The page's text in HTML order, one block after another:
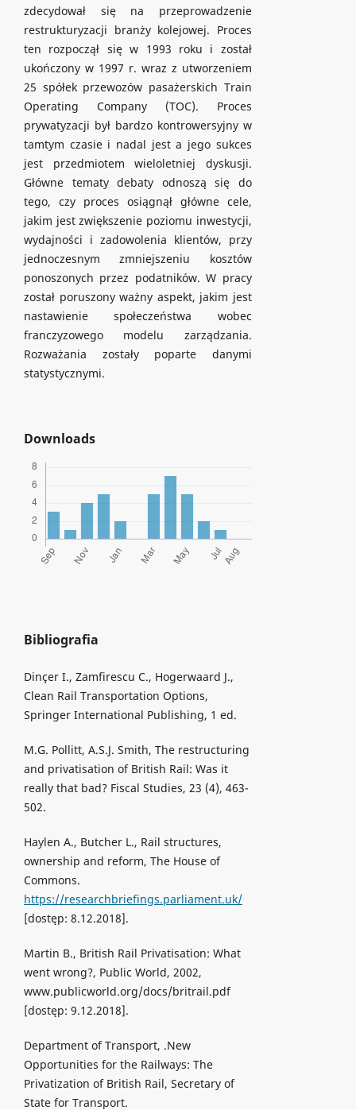
zdecydował się na przeprowadzenie
restrukturyzacji branży kolejowej. Proces
ten rozpoczął się w 1993 roku i został
ukończony w 1997 r. wraz z utworzeniem
25 spółek przewozów pasażerskich Train
Operating Company (TOC). Proces
prywatyzacji był bardzo kontrowersyjny w
tamtym czasie i nadal jest a jego sukces
jest przedmiotem wieloletniej dyskusji.
Główne tematy debaty odnoszą się do
tego, czy proces osiągnął główne cele,
jakim jest zwiększenie poziomu inwestycji,
wydajności i zadowolenia klientów, przy
jednoczesnym zmniejszeniu kosztów
ponoszonych przez podatników. W pracy
został poruszony ważny aspekt, jakim jest
nastawienie społeczeństwa wobec
franczyzowego modelu zarządzania.
Rozważania zostały poparte danymi
statystycznymi.
Downloads
Bibliografia
Dinçer I., Zamfirescu C., Hogerwaard J.,
Clean Rail Transportation Options,
Springer International Publishing, 1 ed.
M.G. Pollitt, A.S.J. Smith, The restructuring
and privatisation of British Rail: Was it
really that bad? Fiscal Studies, 23 (4), 463-
502.
Haylen A., Butcher L., Rail structures,
ownership and reform, The House of
Commons.
https://researchbriefings.parliament.uk/
[dostęp: 8.12.2018].
Martin B., British Rail Privatisation: What
went wrong?, Public World, 2002,
www.publicworld.org/docs/britrail.pdf
[dostęp: 9.12.2018].
Department of Transport, .New
Opportunities for the Railways: The
Privatization of British Rail, Secretary of
State for Transport.